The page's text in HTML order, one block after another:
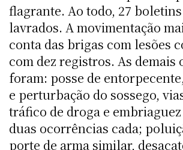
flagrante. Ao todo, 27
lavrados. A movimentação
conta das brigas com lesões
com dez registros. As demais
foram: posse de
e perturbação do sossego,
tráfico de droga e
duas ocorrências cada;
porte de arma similar,